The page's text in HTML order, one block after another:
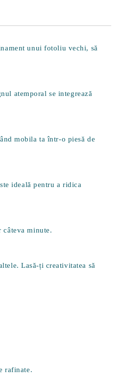
unui fotoliu vechi, să
atemporal se integrează
mobila ta într-o piesă de
ideală pentru a ridica
câteva minute.
Lasă-ți creativitatea să
rafinate.